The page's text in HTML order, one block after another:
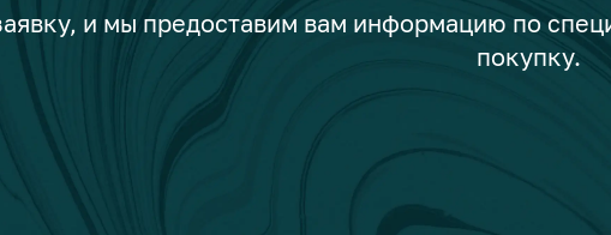
и мы предоставим вам информацию по
покупку.